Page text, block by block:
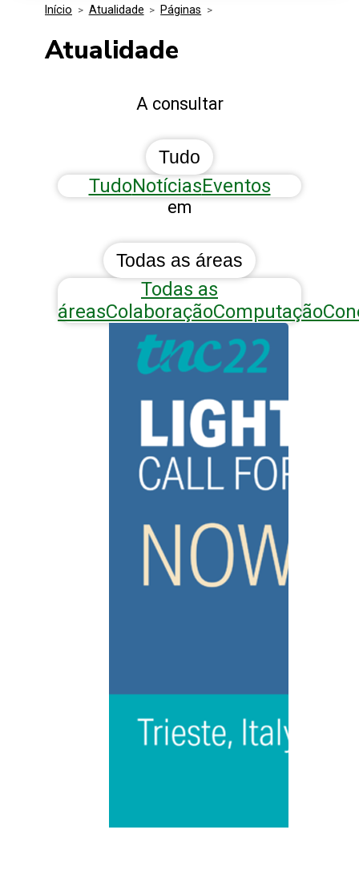
Media Kit
Eventos
Início > Atualidade > Páginas >
Atualidade
A consultar
Tudo
TudoNotíciasEventos
em
Todas as áreas
Todas as
áreasColaboraçãoComputação